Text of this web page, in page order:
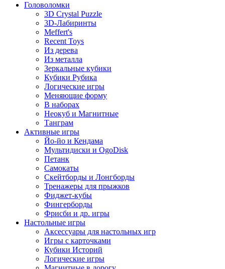
Головоломки
3D Crystal Puzzle
3D-Лабиринты
Meffert's
Recent Toys
Из дерева
Из металла
Зеркальные кубики
Кубики Рубика
Логические игры
Меняющие форму
В наборах
Неокуб и Магнитные
Танграм
Активные игры
Йо-йо и Кендама
Мультидиски и OgoDisk
Петанк
Самокаты
Скейтборды и Лонгборды
Тренажеры для прыжков
Фиджет-кубы
Фингерборды
Фрисби и др. игры
Настольные игры
Аксессуары для настольных игр
Игры с карточками
Кубики Историй
Логические игры